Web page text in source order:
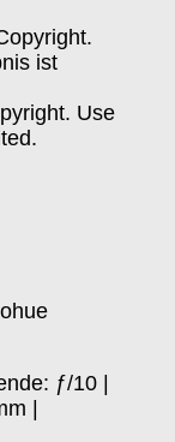
ist
Use
ƒ/10 |
|